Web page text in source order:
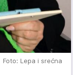
Foto: Lepa i srećna